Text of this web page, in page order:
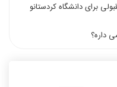
برای دانشگاه کردستانو
داره؟